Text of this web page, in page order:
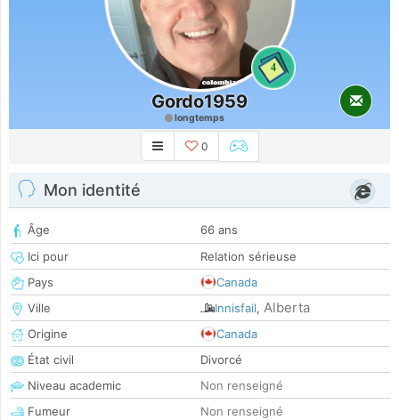
4
Gordo1959
longtemps
0
Mon identité
Âge
66 ans
Ici pour
Relation sérieuse
Pays
Canada
Ville
Innisfail, Alberta
Origine
Canada
État civil
Divorcé
Niveau academic
Non renseigné
Fumeur
Non renseigné